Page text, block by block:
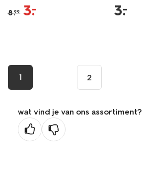
8.99 3.
– 3.
–
1 2
wat vind je van ons assortiment?